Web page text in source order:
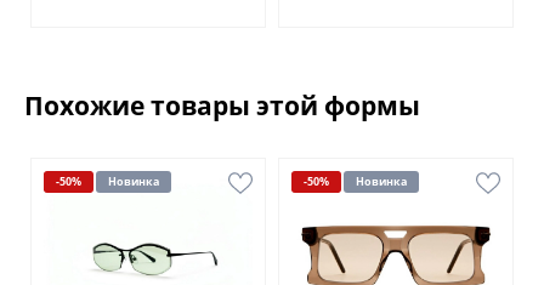
Похожие товары этой формы
-50% Новинка -50% Новинка